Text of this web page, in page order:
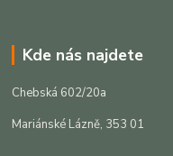
Kde nás najdete
Chebská 602/20a
Mariánské Lázně, 353 01